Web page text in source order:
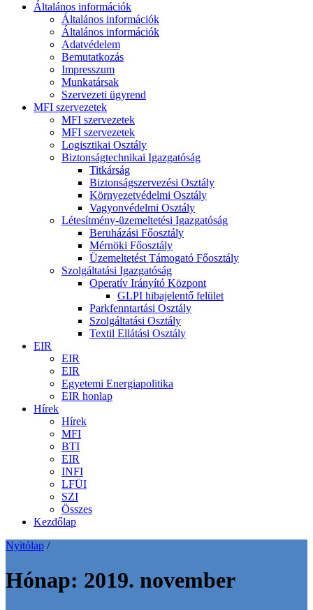
Általános információk
Általános információk
Általános információk
Adatvédelem
Bemutatkozás
Impresszum
Munkatársak
Szervezeti ügyrend
MFI szervezetek
MFI szervezetek
MFI szervezetek
Logisztikai Osztály
Biztonságtechnikai Igazgatóság
Titkárság
Biztonságszervezési Osztály
Környezetvédelmi Osztály
Vagyonvédelmi Osztály
Létesítmény-üzemeltetési Igazgatóság
Beruházási Főosztály
Mérnöki Főosztály
Üzemeltetést Támogató Főosztály
Szolgáltatási Igazgatóság
Operatív Irányító Központ
GLPI hibajelentő felület
Parkfenntartási Osztály
Szolgáltatási Osztály
Textil Ellátási Osztály
EIR
EIR
EIR
Egyetemi Energiapolitika
EIR honlap
Hírek
Hírek
MFI
BTI
EIR
INFI
LFÜI
SZI
Összes
Kezdőlap
Nyitólap /
Hónap: 2019. november